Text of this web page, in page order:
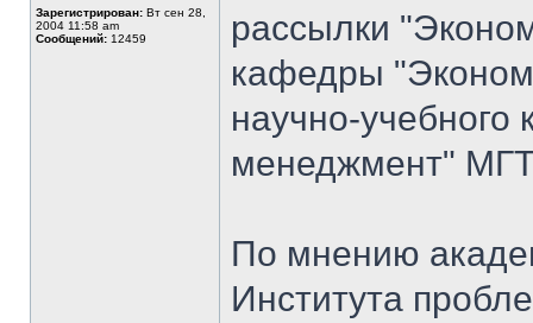
Зарегистрирован: Вт сен 28,
2004 11:58 am
Сообщений: 12459
рассылки
кафедры
научно-
менеджмент"
По мнению
Института